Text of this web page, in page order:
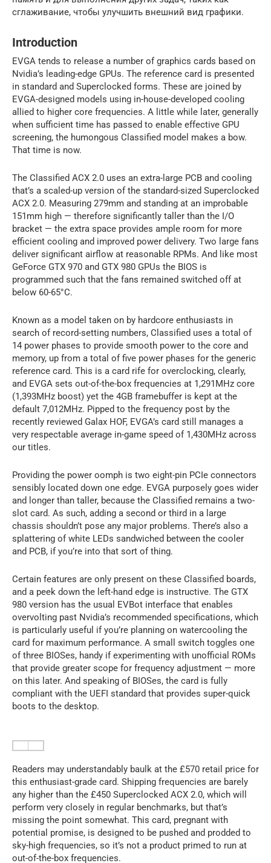
сглаживание, чтобы улучшить внешний вид графики.
Introduction
EVGA tends to release a number of graphics cards based on
Nvidia’s leading-edge GPUs. The reference card is presented
in standard and Superclocked forms. These are joined by
EVGA-designed models using in-house-developed cooling
allied to higher core frequencies. A little while later, generally
when sufficient time has passed to enable effective GPU
screening, the humongous Classified model makes a bow.
That time is now.
The Classified ACX 2.0 uses an extra-large PCB and cooling
that’s a scaled-up version of the standard-sized Superclocked
ACX 2.0. Measuring 279mm and standing at an improbable
151mm high — therefore significantly taller than the I/O
bracket — the extra space provides ample room for more
efficient cooling and improved power delivery. Two large fans
deliver significant airflow at reasonable RPMs. And like most
GeForce GTX 970 and GTX 980 GPUs the BIOS is
programmed such that the fans remained switched off at
below 60-65°C.
Known as a model taken on by hardcore enthusiasts in
search of record-setting numbers, Classified uses a total of
14 power phases to provide smooth power to the core and
memory, up from a total of five power phases for the generic
reference card. This is a card rife for overclocking, clearly,
and EVGA sets out-of-the-box frequencies at 1,291MHz core
(1,393MHz boost) yet the 4GB framebuffer is kept at the
default 7,012MHz. Pipped to the frequency post by the
recently reviewed Galax HOF, EVGA’s card still manages a
very respectable average in-game speed of 1,430MHz across
our titles.
Providing the power oomph is two eight-pin PCIe connectors
sensibly located down one edge. EVGA purposely goes wider
and longer than taller, because the Classified remains a two-
slot card. As such, adding a second or third in a large
chassis shouldn’t pose any major problems. There’s also a
splattering of white LEDs sandwiched between the cooler
and PCB, if you’re into that sort of thing.
Certain features are only present on these Classified boards,
and a peek down the left-hand edge is instructive. The GTX
980 version has the usual EVBot interface that enables
overvolting past Nvidia’s recommended specifications, which
is particularly useful if you’re planning on watercooling the
card for maximum performance. A small switch toggles one
of three BIOSes, handy if experimenting with unofficial ROMs
that provide greater scope for frequency adjustment — more
on this later. And speaking of BIOSes, the card is fully
compliant with the UEFI standard that provides super-quick
boots to the desktop.
Readers may understandably baulk at the £570 retail price for
this enthusiast-grade card. Shipping frequencies are barely
any higher than the £450 Superclocked ACX 2.0, which will
perform very closely in regular benchmarks, but that’s
missing the point somewhat. This card, pregnant with
potential promise, is designed to be pushed and prodded to
sky-high frequencies, so it’s not a product primed to run at
out-of-the-box frequencies.